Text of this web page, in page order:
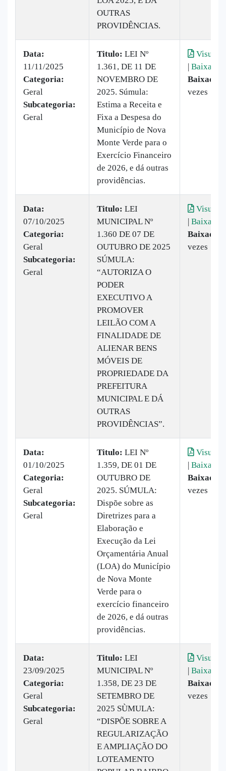
OUTRAS
PROVIDÊNCIAS.
Data:
11/11/2025
Categoria:
Geral
Subcategoria:
Geral
Titulo: LEI Nº
1.361, DE 11 DE
NOVEMBRO DE
2025. Súmula:
Estima a Receita e
Fixa a Despesa do
Município de Nova
Monte Verde para o
Exercício Financeiro
de 2026, e dá outras
providências.
| Baixar
Baixado:
vezes
Data:
07/10/2025
Categoria:
Geral
Subcategoria:
Geral
Titulo: LEI
MUNICIPAL Nº
1.360 DE 07 DE
OUTUBRO DE 2025
SÚMULA:
“AUTORIZA O
PODER
EXECUTIVO A
PROMOVER
LEILÃO COM A
FINALIDADE DE
ALIENAR BENS
MÓVEIS DE
PROPRIEDADE DA
PREFEITURA
MUNICIPAL E DÁ
OUTRAS
PROVIDÊNCIAS”.
| Baixar
Baixado:
vezes
Data:
01/10/2025
Categoria:
Geral
Subcategoria:
Geral
Titulo: LEI Nº
1.359, DE 01 DE
OUTUBRO DE
2025. SÚMULA:
Dispõe sobre as
Diretrizes para a
Elaboração e
Execução da Lei
Orçamentária Anual
(LOA) do Município
de Nova Monte
Verde para o
exercício financeiro
de 2026, e dá outras
providências.
| Baixar
Baixado:
vezes
Data:
23/09/2025
Categoria:
Geral
Subcategoria:
Geral
Titulo: LEI
MUNICIPAL Nº
1.358, DE 23 DE
SETEMBRO DE
2025 SÙMULA:
“DISPÕE SOBRE A
REGULARIZAÇÃO
E AMPLIAÇÃO DO
LOTEAMENTO
| Baixar
Baixado:
vezes